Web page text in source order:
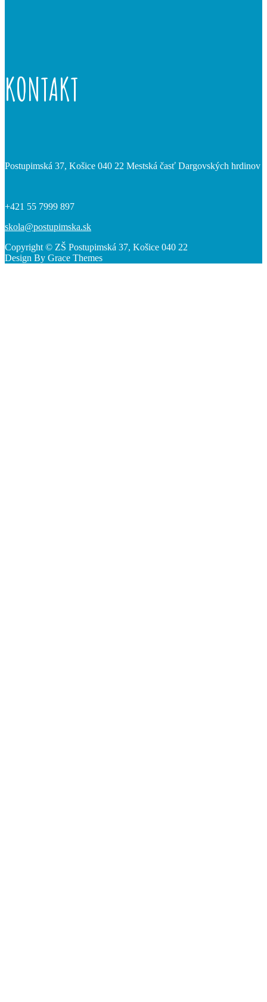
KONTAKT
Postupimská 37, Košice 040 22 Mestská časť Dargovských hrdinov
+421 55 7999 897
skola@postupimska.sk
Copyright © ZŠ Postupimská 37, Košice 040 22
Design By Grace Themes